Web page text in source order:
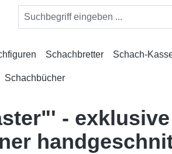
Schachbretter Schach-
Schachbücher
-